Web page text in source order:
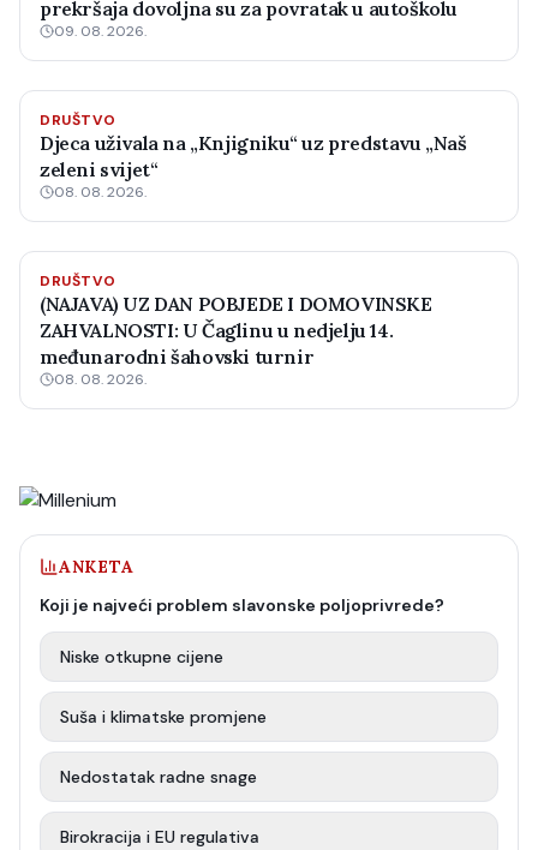
prekršaja dovoljna su za povratak u autoškolu
09. 08. 2026.
DRUŠTVO
Djeca uživala na „Knjigniku“ uz predstavu „Naš
zeleni svijet“
08. 08. 2026.
DRUŠTVO
(NAJAVA) UZ DAN POBJEDE I DOMOVINSKE
ZAHVALNOSTI: U Čaglinu u nedjelju 14.
međunarodni šahovski turnir
08. 08. 2026.
ANKETA
Koji je najveći problem slavonske poljoprivrede?
Niske otkupne cijene
Suša i klimatske promjene
Nedostatak radne snage
Birokracija i EU regulativa